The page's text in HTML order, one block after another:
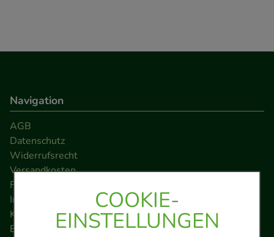
COOKIE-
EINSTELLUNGEN
Navigation
AGB
Datenschutz
Widerrufsrecht
Versandkosten
FAQ
Impressum
Kontakt
Barrierefreiheitserklärung